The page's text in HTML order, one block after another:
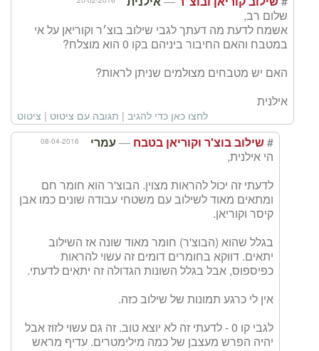
שלום רב,
אשמח לדעת מה דעתך לגבי שילוב בוצ׳ר וקוריאן על אי
במטבח והאם החיבור ביניהם בקו 0 הוא מוצלח?
האם יש מטבחים מצולמים שניתן לראות?
אילנית
לחצו כאן כדי להגיב | תגובה עם ציטוט | ציטוט
# שילוב בוצ'ר וקוריאן בטבח — עמרי 08-04-2016
הי אילנית,
לדעתי זה יכול להראות מצוין. הבוצ'ר הוא חומר חם
ומתאים מאוד לשילוב עם משטחי עבודה שונים כמו אבן
קיסר וקוריאן.
בגלל שהוא (הבוצ'ר) חומר מאוד שונה אז השילוב
יתאים. דווקא בחומרים דומים זה עשוי להראות
כפיספוס, אבל בגלל השונות הגדולה זה יתאים לדעתי.
אין לי כרגע תמונות של שילוב כזה.
לגבי קו 0 - לדעתי זה לא יוצא טוב. זה גם עשוי לזוז אבל
יהיה הפרש מעצבן של כמה מילימטרים. עדיף מראש